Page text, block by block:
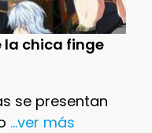
la chica finge
se presentan
...ver más